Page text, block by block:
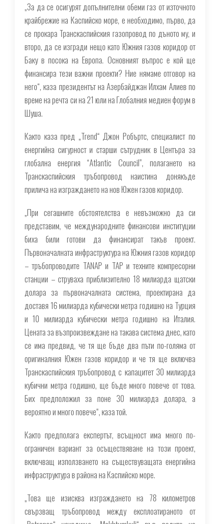
„За да се осигурят допълнителни обеми газ от източното
крайбрежие на Каспийско море, е необходимо, първо, да
се прокара Транскаспийския газопровод по дъното му, и
второ, да се изгради нещо като Южния газов коридор от
Баку в посока на Европа. Основният въпрос е кой ще
финансира тези важни проекти? Ние нямаме отговор на
него“, каза президентът на Азербайджан Илхам Алиев по
време на речта си на 21 юли на Глобалния медиен форум в
Шуша.
Както каза пред „Trend“ Джон Робъртс, специалист по
енергийна сигурност и старши сътрудник в Центъра за
глобална енергия “Atlantic Council”, полагането на
Транскаспийския тръбопровод наистина донякъде
прилича на изграждането на нов Южен газов коридор.
„При сегашните обстоятелства е невъзможно да си
представим, че международните финансови институции
биха били готови да финансират такъв проект.
Първоначалната инфраструктура на Южния газов коридор
– тръбопроводите TANAP и TAP и техните компресорни
станции – струваха приблизително 18 милиарда щатски
долара за първоначалната система, проектирана да
доставя 16 милиарда кубически метра годишно на Турция
и 10 милиарда кубически метра годишно на Италия.
Цената за възпроизвеждане на такава система днес, като
се има предвид, че тя ще бъде два пъти по-голяма от
оригиналния Южен газов коридор и че тя ще включва
Транскаспийския тръбопровод с капацитет 30 милиарда
кубични метра годишно, ще бъде много повече от това.
Бих предположил за поне 30 милиарда долара, а
вероятно и много повече“, каза той.
Както предполага експертът, всъщност има много по-
ограничен вариант за осъществяване на този проект,
включващ използването на съществуващата енергийна
инфраструктура в района на Каспийско море.
„Това ще изисква изграждането на 78 километров
свързващ тръбопровод между експлоатираното от